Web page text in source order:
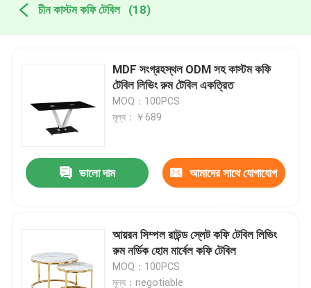
চীন কাস্টম কফি টেবিল (18)
MDF সংগ্রহস্থল ODM সহ কাস্টম কফি
টেবিল লিভিং রুম টেবিল একত্রিত
MOQ：100PCS
মূল্য：￥689
ভালো দাম আমাদের সাথে যোগাযোগ
আয়রন সিম্পল রাউন্ড স্লেট কফি টেবিল লিভিং
রুম নর্ডিক হোম মার্বেল কফি টেবিল
MOQ：100PCS
মূল্য：negotiable